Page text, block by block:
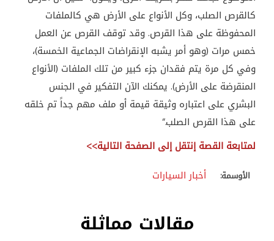
كالقرص الصلب، وكل الأنواع على الأرض هي كالملفات
المحفوظة على هذا القرص. وقد توقف القرص عن العمل
خمس مرات (وهو أمر يشبه الإنقراضات الجماعية الخمسة)،
وفي كل مرة يتم فقدان جزء كبير من تلك الملفات (الأنواع
المنقرضة على الأرض). يمكنك الآن التفكير في الجنس
البشري على اعتباره وثيقة قيمة أو ملف مهم جداً تم خلقه
على هذا القرص الصلب“.
لمتابعة القصة إنتقل إلى الصفحة التالية>>
الأوسمة: أخبار السيارات
مقالات مماثلة